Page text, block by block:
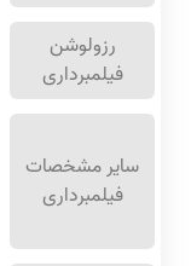
رزولوشن
فیلمبرداری
سایر مشخصات
فیلمبرداری